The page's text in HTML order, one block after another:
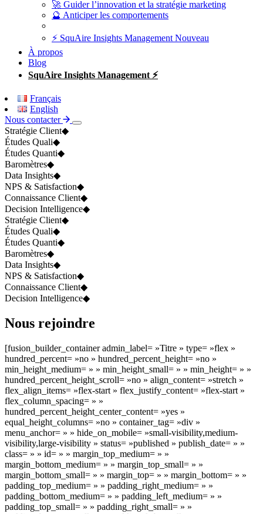
🚀 Guider l’innovation et la stratégie marketing
🔮 Anticiper les comportements
⚡ SquAire Insights Management Nouveau
À propos
Blog
SquAire Insights Management ⚡
Français
English
Nous contacter
Stratégie Client◆
Études Quali◆
Études Quanti◆
Baromètres◆
Data Insights◆
NPS & Satisfaction◆
Connaissance Client◆
Decision Intelligence◆
Stratégie Client◆
Études Quali◆
Études Quanti◆
Baromètres◆
Data Insights◆
NPS & Satisfaction◆
Connaissance Client◆
Decision Intelligence◆
Nous rejoindre
[fusion_builder_container admin_label= »Titre » type= »flex »
hundred_percent= »no » hundred_percent_height= »no »
min_height_medium= » » min_height_small= » » min_height= » »
hundred_percent_height_scroll= »no » align_content= »stretch »
flex_align_items= »flex-start » flex_justify_content= »flex-start »
flex_column_spacing= » »
hundred_percent_height_center_content= »yes »
equal_height_columns= »no » container_tag= »div »
menu_anchor= » » hide_on_mobile= »small-visibility,medium-
visibility,large-visibility » status= »published » publish_date= » »
class= » » id= » » margin_top_medium= » »
margin_bottom_medium= » » margin_top_small= » »
margin_bottom_small= » » margin_top= » » margin_bottom= » »
padding_top_medium= » » padding_right_medium= » »
padding_bottom_medium= » » padding_left_medium= » »
padding_top_small= » » padding_right_small= » »